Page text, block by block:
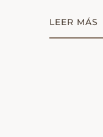
LEER MÁS